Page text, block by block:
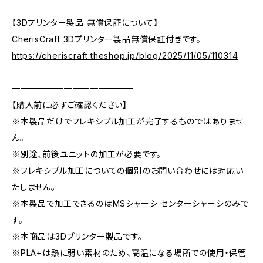
【3Dプリンター製品 無償保証について】
CherisCraft 3Dプリンター製品無償保証付きです。
https://cheriscraft.theshop.jp/blog/2025/11/05/110314
━━━━━━━━━━━━━━
【購入前に必ずご確認ください】
※本製品だけでフレキシブル加工が完了するものではありませ
ん。
※別途、前後ユニットの加工が必要です。
※フレキシブル加工についての個別のお問い合わせには対応い
たしません。
※本製品で加工できるのはMSシャーシ センターシャーシのみで
す。
※本商品は3Dプリンター製品です。
※PLA+は熱に弱い素材のため、高温になる場所での使用・保管